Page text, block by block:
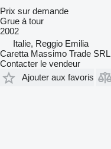
Prix sur demande
Grue à tour
2002
Italie, Reggio Emilia
Caretta Massimo Trade SRL
Contacter le vendeur
Ajouter aux favoris